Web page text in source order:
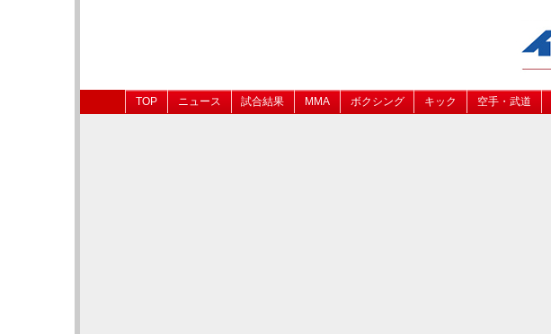
TOP ニュース 試合結果 MMA ボクシング キック 空手・武道